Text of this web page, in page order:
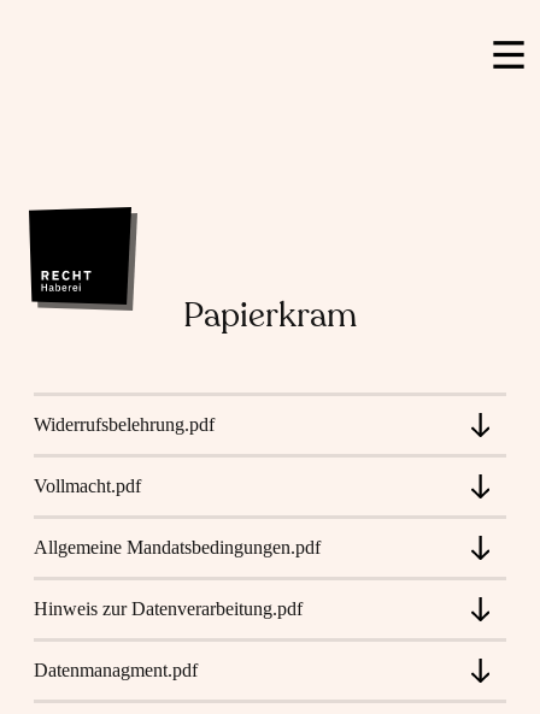
Papierkram
Widerrufsbelehrung.pdf
Vollmacht.pdf
Allgemeine Mandatsbedingungen.pdf
Hinweis zur Datenverarbeitung.pdf
Datenmanagment.pdf